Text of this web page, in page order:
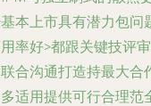
本上市具有潜力包问
率好>都跟关键技评
合沟通打造持最大合
适用提供可行合理范